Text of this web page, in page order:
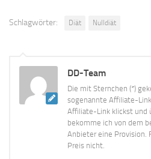
Schlagwörter: Diät Nulldiät
DD-Team
Die mit Sternchen (*)
sogenannte Affiliate-
Affiliate-Link klickst und
bekomme ich von dem
Anbieter eine Provision.
Preis nicht.